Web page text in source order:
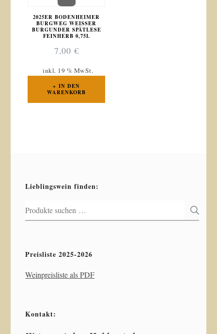
2025ER BODENHEIMER
BURGWEG WEISSER
BURGUNDER SPÄTLESE
FEINHERB 0,75L
7,00 €
inkl. 19 % MwSt.
IN DEN
WARENKORB
Lieblingswein finden:
Suchen
nach:
Preisliste 2025-2026
Weinpreisliste als PDF
Kontakt: